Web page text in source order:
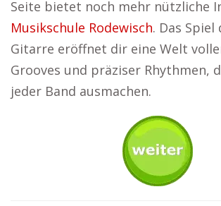
Seite bietet noch mehr nützliche
Musikschule Rodewisch. Das Spiel
Gitarre eröffnet dir eine Welt
Grooves und präziser Rhythmen,
jeder Band ausmachen.